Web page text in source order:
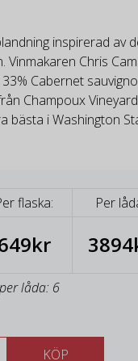
inspirerad av
Vinmakaren Chris
Cabernet
Champoux
bästa i Washington
flaska: Per
låda: 6